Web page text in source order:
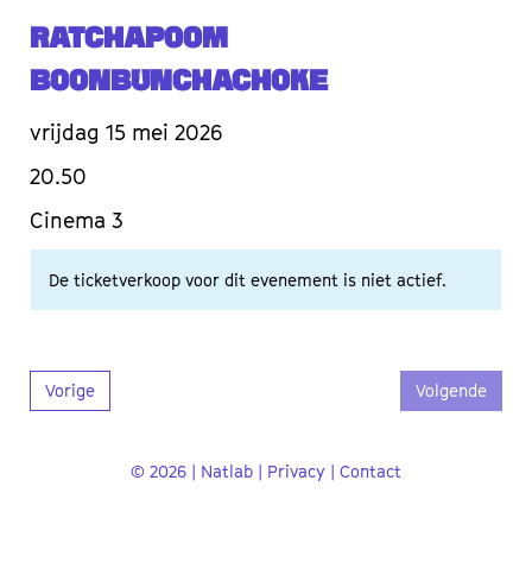
Ratchapoom
Boonbunchachoke
vrijdag 15 mei 2026
20.50
Cinema 3
De ticketverkoop voor dit evenement is niet actief.
Vorige Volgende
© 2026 | Natlab | Privacy | Contact